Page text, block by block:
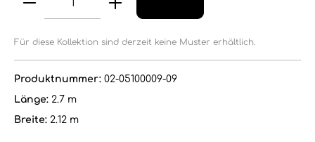
Für diese Kollektion sind derzeit keine Muster erhältlich.
Produktnummer: 02-05100009-09
Länge: 2.7 m
Breite: 2.12 m